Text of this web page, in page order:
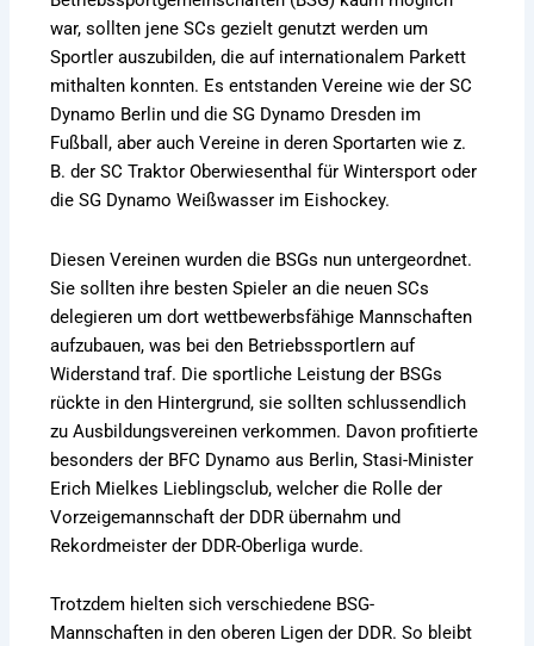
war, sollten jene SCs gezielt genutzt werden um
Sportler auszubilden, die auf internationalem Parkett
mithalten konnten. Es entstanden Vereine wie der SC
Dynamo Berlin und die SG Dynamo Dresden im
Fußball, aber auch Vereine in deren Sportarten wie z.
B. der SC Traktor Oberwiesenthal für Wintersport oder
die SG Dynamo Weißwasser im Eishockey.
Diesen Vereinen wurden die BSGs nun untergeordnet.
Sie sollten ihre besten Spieler an die neuen SCs
delegieren um dort wettbewerbsfähige Mannschaften
aufzubauen, was bei den Betriebssportlern auf
Widerstand traf. Die sportliche Leistung der BSGs
rückte in den Hintergrund, sie sollten schlussendlich
zu Ausbildungsvereinen verkommen. Davon profitierte
besonders der BFC Dynamo aus Berlin, Stasi-Minister
Erich Mielkes Lieblingsclub, welcher die Rolle der
Vorzeigemannschaft der DDR übernahm und
Rekordmeister der DDR-Oberliga wurde.
Trotzdem hielten sich verschiedene BSG-
Mannschaften in den oberen Ligen der DDR. So bleibt